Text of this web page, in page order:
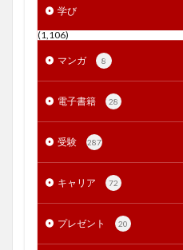
学び
(1,106)
マンガ 8
電子書籍 28
受験 287
キャリア 72
プレゼント 20